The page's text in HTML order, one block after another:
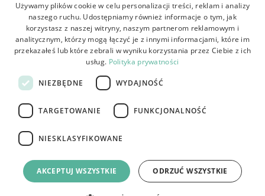
Doprava
Vrácení a reklamace
Kontakt
e-commerce platform by:
POLISH
BULGARIAN
ROMANIAN
Używamy plików cookie w celu personalizacji treści, reklam i analizy
naszego ruchu. Udostępniamy również informacje o tym, jak
korzystasz z naszej witryny, naszym partnerom reklamowym i
analitycznym, którzy mogą łączyć je z innymi informacjami, które im
przekazałeś lub które zebrali w wyniku korzystania przez Ciebie z ich
usług. Polityka prywatności
NIEZBĘDNE WYDAJNOŚĆ
TARGETOWANIE FUNKCJONALNOŚĆ
NIESKLASYFIKOWANE
AKCEPTUJ WSZYSTKIE ODRZUĆ WSZYSTKIE